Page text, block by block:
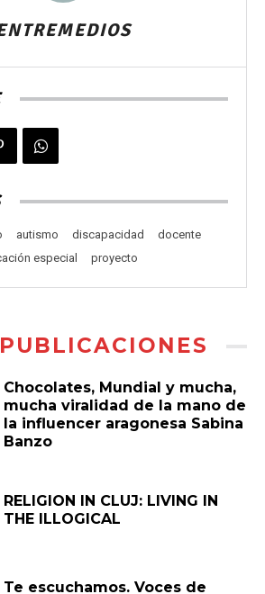
autismo discapacidad
docente
especial proyecto
Chocolates, Mundial y mucha,
mucha viralidad de la mano de
la influencer aragonesa Sabina
Banzo
RELIGION IN CLUJ: LIVING IN
THE ILLOGICAL
Te escuchamos. Voces de